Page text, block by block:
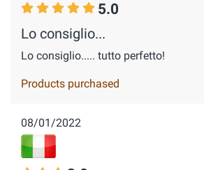
5.0
Lo consiglio...
Lo consiglio..... tutto perfetto!
Products purchased
08/01/2022